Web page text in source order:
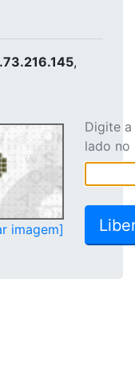
,
imagem]
Digite
lado no